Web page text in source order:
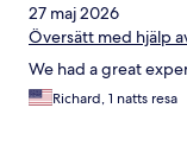
27 maj 2026
Översätt med hjälp
We had a great
Richard, 1 natts resa